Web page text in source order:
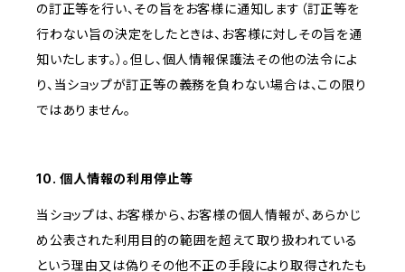
の訂正等を行い、その旨をお客様に通知します（訂正等を
行わない旨の決定をしたときは、お客様に対しその旨を通
知いたします。）。但し、個人情報保護法その他の法令によ
り、当ショップが訂正等の義務を負わない場合は、この限り
ではありません。
10. 個人情報の利用停止等
当ショップは、お客様から、お客様の個人情報が、あらかじ
め公表された利用目的の範囲を超えて取り扱われている
という理由又は偽りその他不正の手段により取得されたも